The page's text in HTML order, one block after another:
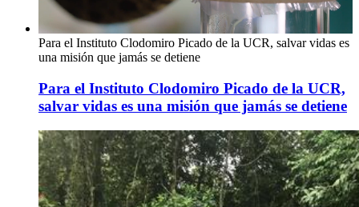
Para el Instituto Clodomiro Picado de la UCR, salvar vidas es
una misión que jamás se detiene
Para el Instituto Clodomiro Picado de la UCR,
salvar vidas es una misión que jamás se detiene